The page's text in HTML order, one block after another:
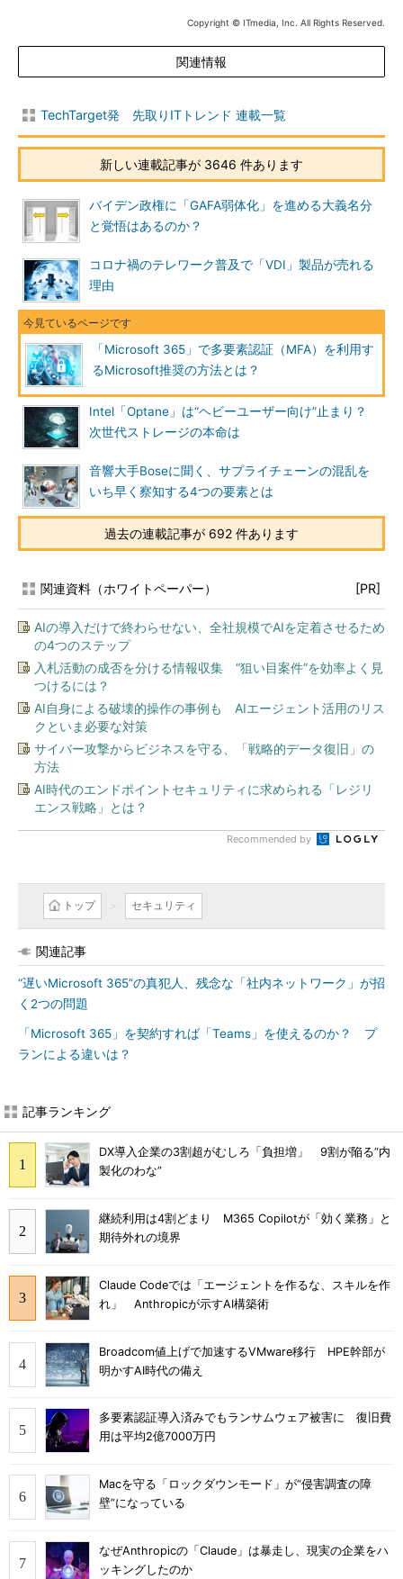
Copyright © ITmedia, Inc. All Rights Reserved.
関連情報
TechTarget発 先取りITトレンド 連載一覧
新しい連載記事が 3646 件あります
バイデン政権に「GAFA弱体化」を進める大義名分
と覚悟はあるのか？
コロナ禍のテレワーク普及で「VDI」製品が売れる
理由
「Microsoft 365」で多要素認証（MFA）を利用す
るMicrosoft推奨の方法とは？
Intel「Optane」は“ヘビーユーザー向け”止まり？
次世代ストレージの本命は
音響大手Boseに聞く、サプライチェーンの混乱を
いち早く察知する4つの要素とは
過去の連載記事が 692 件あります
関連資料（ホワイトペーパー） [PR]
AIの導入だけで終わらせない、全社規模でAIを定着させるため
の4つのステップ
入札活動の成否を分ける情報収集 “狙い目案件”を効率よく見
つけるには？
AI自身による破壊的操作の事例も AIエージェント活用のリス
クといま必要な対策
サイバー攻撃からビジネスを守る、「戦略的データ復旧」の
方法
AI時代のエンドポイントセキュリティに求められる「レジリ
エンス戦略」とは？
Recommended by
トップ セキュリティ
関連記事
“遅いMicrosoft 365”の真犯人、残念な「社内ネットワーク」が招
く2つの問題
「Microsoft 365」を契約すれば「Teams」を使えるのか？ プ
ランによる違いは？
記事ランキング
DX導入企業の3割超がむしろ「負担増」 9割が陥る“内
製化のわな”
継続利用は4割どまり M365 Copilotが「効く業務」と
期待外れの境界
Claude Codeでは「エージェントを作るな、スキルを作
れ」 Anthropicが示すAI構築術
Broadcom値上げで加速するVMware移行 HPE幹部が
明かすAI時代の備え
多要素認証導入済みでもランサムウェア被害に 復旧費
用は平均2億7000万円
Macを守る「ロックダウンモード」が“侵害調査の障
壁”になっている
なぜAnthropicの「Claude」は暴走し、現実の企業をハ
ッキングしたのか